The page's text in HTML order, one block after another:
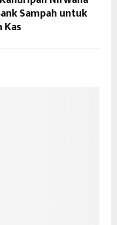
Sampah untuk
Kas